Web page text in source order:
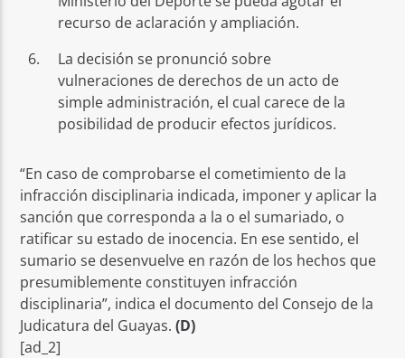
recurso de aclaración y ampliación.
La decisión se pronunció sobre
vulneraciones de derechos de un acto de
simple administración, el cual carece de la
posibilidad de producir efectos jurídicos.
“En caso de comprobarse el cometimiento de la
infracción disciplinaria indicada, imponer y aplicar la
sanción que corresponda a la o el sumariado, o
ratificar su estado de inocencia. En ese sentido, el
sumario se desenvuelve en razón de los hechos que
presumiblemente constituyen infracción
disciplinaria”, indica el documento del Consejo de la
Judicatura del Guayas.(D)
[ad_2]